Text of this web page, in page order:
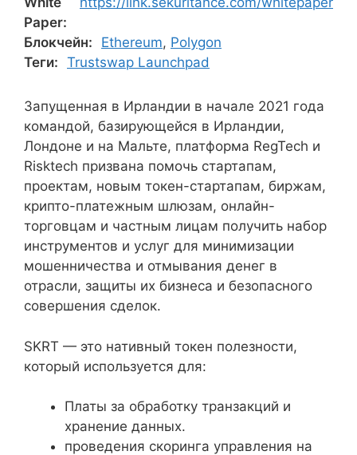
Paper:
Блокчейн: Ethereum, Polygon
Теги: Trustswap Launchpad
Запущенная в Ирландии в начале 2021 года
командой, базирующейся в Ирландии,
Лондоне и на Мальте, платформа RegTech и
Risktech призвана помочь стартапам,
проектам, новым токен-стартапам, биржам,
крипто-платежным шлюзам, онлайн-
торговцам и частным лицам получить набор
инструментов и услуг для минимизации
мошенничества и отмывания денег в
отрасли, защиты их бизнеса и безопасного
совершения сделок.
SKRT — это нативный токен полезности,
который используется для:
Платы за обработку транзакций и
хранение данных.
проведения скоринга управления на